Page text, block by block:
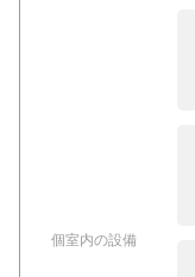
個室内の設備